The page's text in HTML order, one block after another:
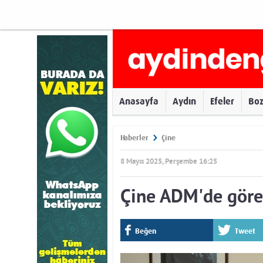
Anasayfa Aydın Efeler
Haberler Çine
8 Mayıs 2025, Perşembe 16:25
Çine ADM'de
Beğen Tweet